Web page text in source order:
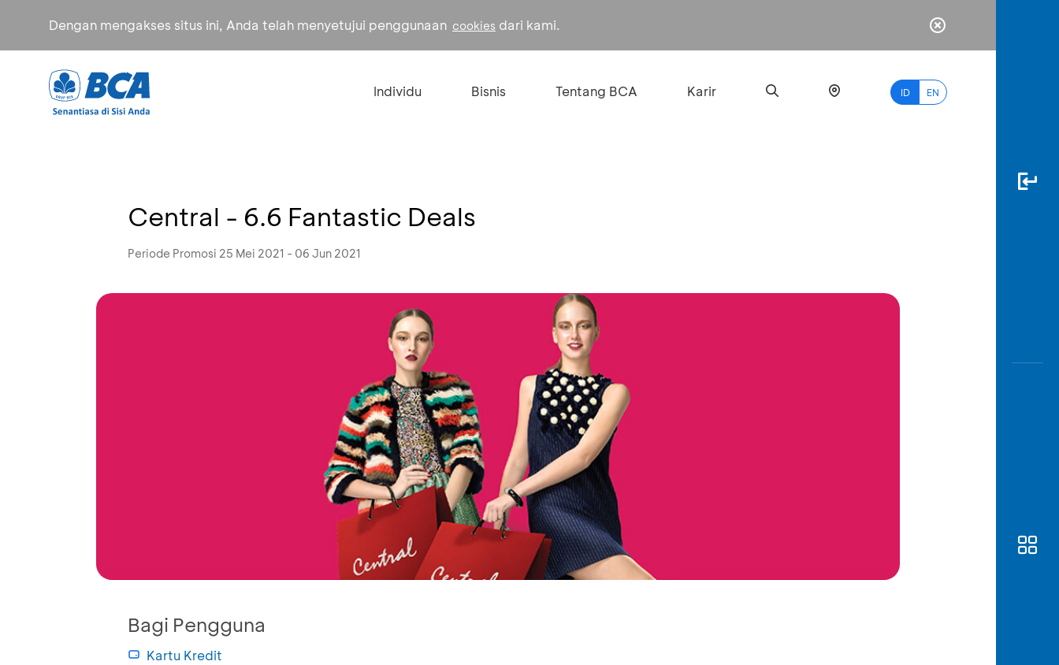
Dengan mengakses situs ini, Anda telah menyetujui penggunaan cookies dari kami.
Individu Bisnis Tentang BCA Karir ID EN
Central - 6.6 Fantastic Deals
Periode Promosi 25 Mei 2021 - 06 Jun 2021
Bagi Pengguna
Kartu Kredit